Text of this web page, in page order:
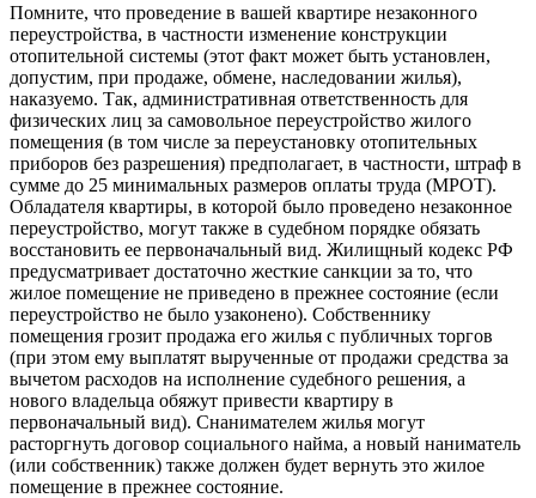
Помните, что проведение в вашей квартире незаконного
переустройства, в частности изменение конструкции
отопительной системы (этот факт может быть установлен,
допустим, при продаже, обмене, наследовании жилья),
наказуемо. Так, административная ответственность для
физических лиц за самовольное переустройство жилого
помещения (в том числе за переустановку отопительных
приборов без разрешения) предполагает, в частности, штраф в
сумме до 25 минимальных размеров оплаты труда (МРОТ).
Обладателя квартиры, в которой было проведено незаконное
переустройство, могут также в судебном порядке обязать
восстановить ее первоначальный вид. Жилищный кодекс РФ
предусматривает достаточно жесткие санкции за то, что
жилое помещение не приведено в прежнее состояние (если
переустройство не было узаконено). Собственнику
помещения грозит продажа его жилья с публичных торгов
(при этом ему выплатят вырученные от продажи средства за
вычетом расходов на исполнение судебного решения, а
нового владельца обяжут привести квартиру в
первоначальный вид). Снанимателем жилья могут
расторгнуть договор социального найма, а новый наниматель
(или собственник) также должен будет вернуть это жилое
помещение в прежнее состояние.